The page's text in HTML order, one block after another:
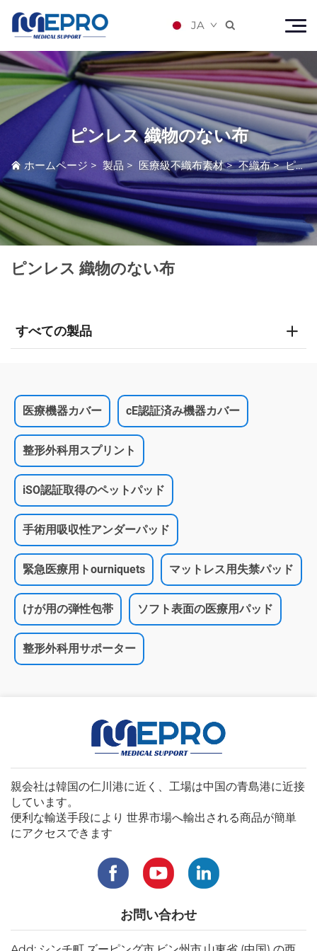
JA 
ピンレス 織物のない布
ホームページ > 製品 > 医療級不織布素材>不織布>ピンレス 織物のない布
ピンレス 織物のない布
すべての製品
医療機器カバー cE認証済み機器カバー
整形外科用スプリント
iSO認証取得のペットパッド
手術用吸収性アンダーパッド
緊急医療用トourniquets マットレス用失禁パッド
けが用の弾性包帯 ソフト表面の医療用パッド
整形外科用サポーター
親会社は韓国の仁川港に近く、工場は中国の青島港に近接
しています。
便利な輸送手段により 世界市場へ輸出される商品が簡単
にアクセスできます
お問い合わせ